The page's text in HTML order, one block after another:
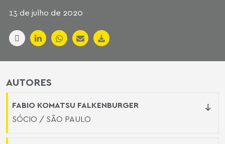
13 de julho de 2020
AUTORES
FABIO KOMATSU FALKENBURGER
SÓCIO / SÃO PAULO